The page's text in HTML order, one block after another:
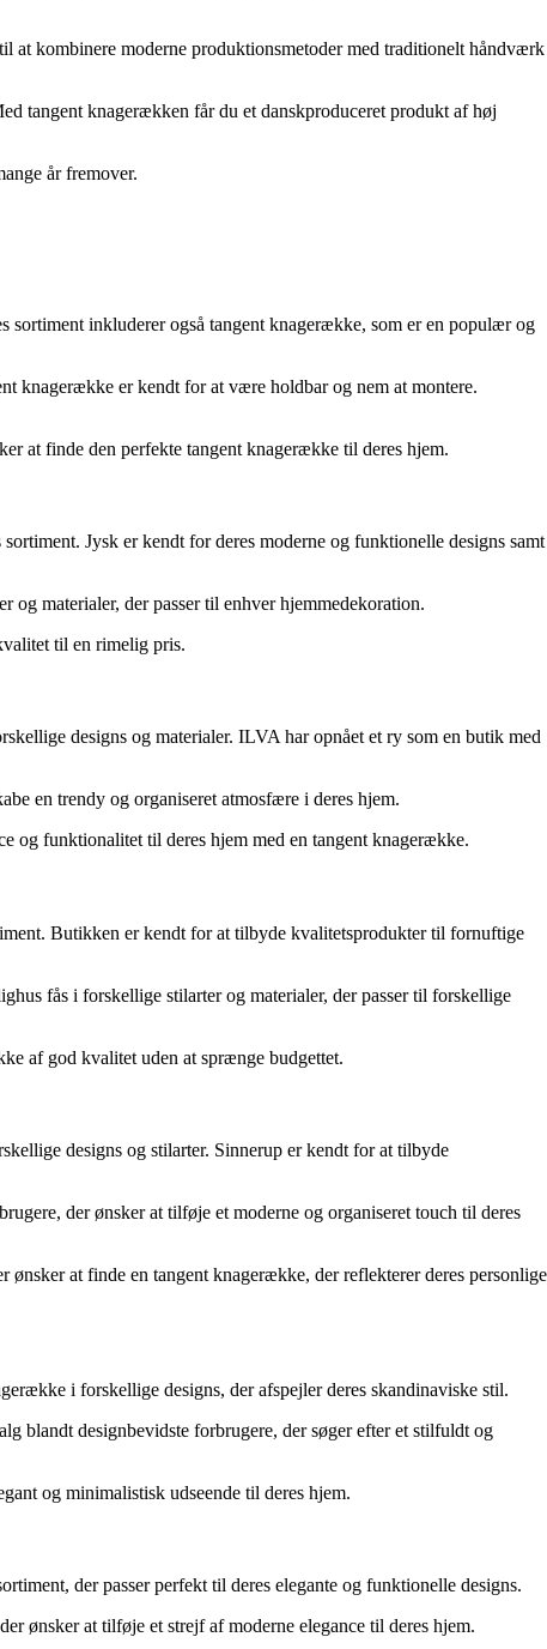
at kombinere moderne produktionsmetoder med traditionelt håndværk
tangent knagerækken får du et danskproduceret produkt af høj
år fremover.
inkluderer også tangent knagerække, som er en populær og
knagerække er kendt for at være holdbar og nem at montere.
at finde den perfekte tangent knagerække til deres hjem.
Jysk er kendt for deres moderne og funktionelle designs samt
materialer, der passer til enhver hjemmedekoration.
til en rimelig pris.
designs og materialer. ILVA har opnået et ry som en butik med
en trendy og organiseret atmosfære i deres hjem.
og funktionalitet til deres hjem med en tangent knagerække.
Butikken er kendt for at tilbyde kvalitetsprodukter til fornuftige
fås i forskellige stilarter og materialer, der passer til forskellige
af god kvalitet uden at sprænge budgettet.
designs og stilarter. Sinnerup er kendt for at tilbyde
der ønsker at tilføje et moderne og organiseret touch til deres
ønsker at finde en tangent knagerække, der reflekterer deres personlige
i forskellige designs, der afspejler deres skandinaviske stil.
blandt designbevidste forbrugere, der søger efter et stilfuldt og
og minimalistisk udseende til deres hjem.
der passer perfekt til deres elegante og funktionelle designs.
ønsker at tilføje et strejf af moderne elegance til deres hjem.